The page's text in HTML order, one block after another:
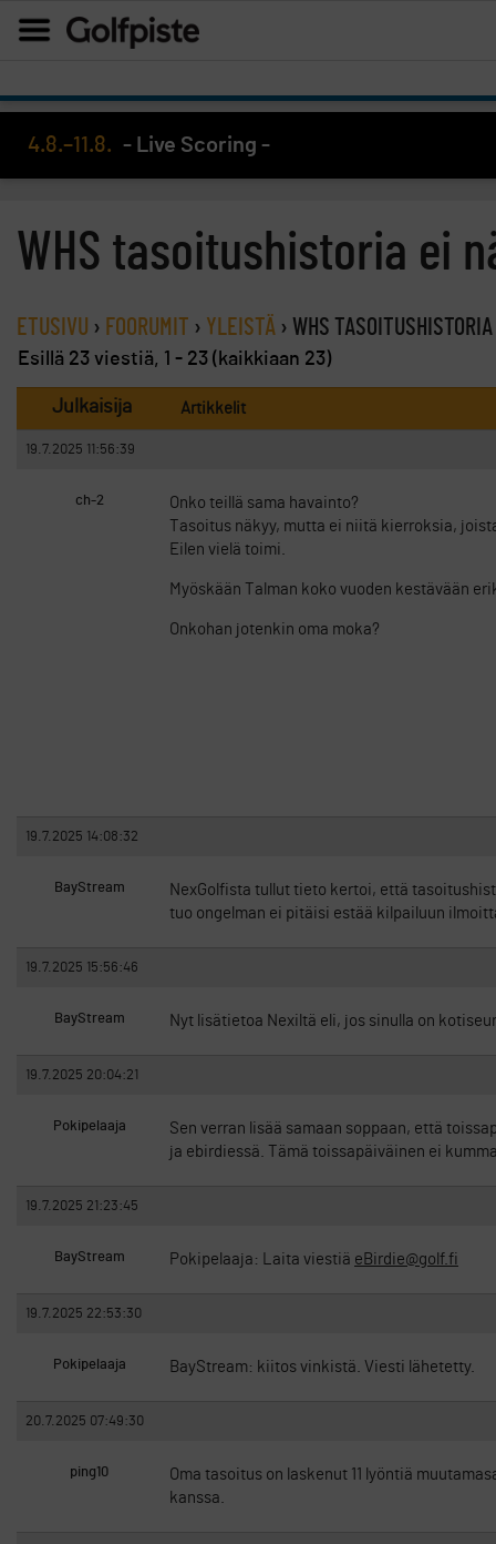
4.8.–11.8. - Live Scoring -
WHS tasoitushistoria ei
ETUSIVU › FOORUMIT › YLEISTÄ › WHS
Esillä 23 viestiä, 1 - 23 (kaikkiaan 23)
Julkaisija Artikkelit
19.7.2025 11:56:39
ch-2
Onko teillä sama havainto?
Tasoitus näkyy, mutta ei niitä kierroksia,
Eilen vielä toimi.
Myöskään Talman koko vuoden kestävään
Onkohan jotenkin oma moka?
19.7.2025 14:08:32
BayStream
NexGolfista tullut tieto kertoi, että
tuo ongelman ei pitäisi estää kilpailuun
19.7.2025 15:56:46
BayStream Nyt lisätietoa Nexiltä eli, jos sinulla on
19.7.2025 20:04:21
Pokipelaaja
Sen verran lisää samaan soppaan, että
ja ebirdiessä. Tämä toissapäiväinen ei
19.7.2025 21:23:45
BayStream Pokipelaaja: Laita viestiä eBirdie@golf.fi
19.7.2025 22:53:30
Pokipelaaja BayStream: kiitos vinkistä. Viesti lähetetty.
20.7.2025 07:49:30
ping10
Oma tasoitus on laskenut 11 lyöntiä
kanssa.